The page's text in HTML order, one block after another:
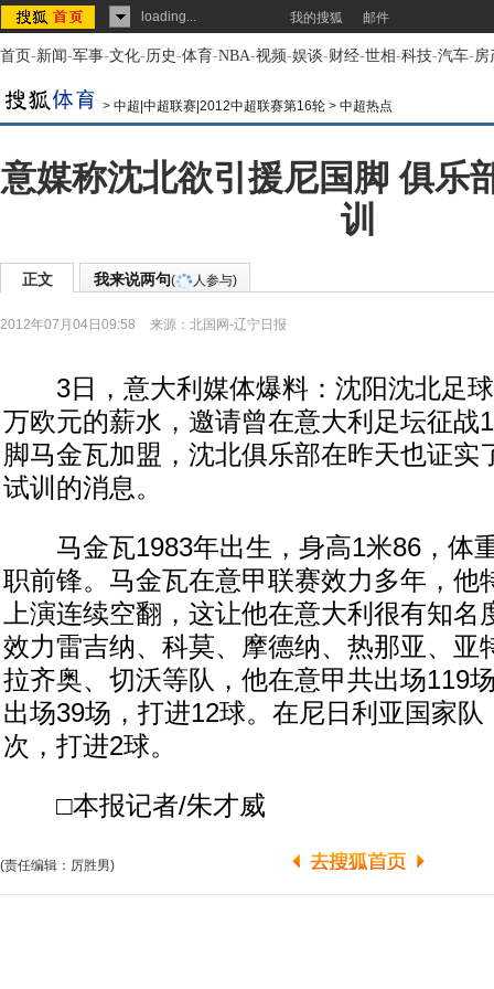
loading... 我的搜狐 邮件
首页-新闻-军事-文化-历史-体育-NBA-视频-娱谈-财经-世相-科技-汽车-房
> 中超|中超联赛|2012中超联赛第16轮 > 中超热点
意媒称沈北欲引援尼国脚 俱乐
训
正文 我来说两句( 人参与)
2012年07月04日09:58 来源： 北国网-辽宁日报
3日，意大利媒体爆料：沈阳沈北足球
万欧元的薪水，邀请曾在意大利足坛征战
脚马金瓦加盟，沈北俱乐部在昨天也证实
试训的消息。
马金瓦1983年出生，身高1米86，体
职前锋。马金瓦在意甲联赛效力多年，他
上演连续空翻，这让他在意大利很有知名
效力雷吉纳、科莫、摩德纳、热那亚、亚
拉齐奥、切沃等队，他在意甲共出场119
出场39场，打进12球。在尼日利亚国家
次，打进2球。
□本报记者/朱才威
(责任编辑：厉胜男)